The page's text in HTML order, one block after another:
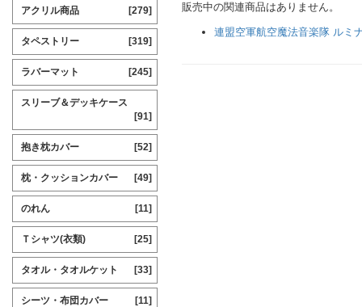
販売中の関連商品はありません。
連盟空軍航空魔法音楽隊 ルミ
アクリル商品 [279]
タペストリー [319]
ラバーマット [245]
スリーブ＆デッキケース
[91]
抱き枕カバー [52]
枕・クッションカバー [49]
のれん [11]
Ｔシャツ(衣類) [25]
タオル・タオルケット [33]
シーツ・布団カバー [11]